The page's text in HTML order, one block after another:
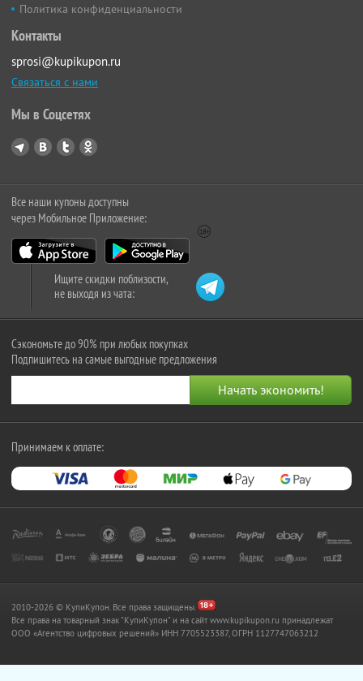
Политика конфиденциальности
Контакты
sprosi@kupikupon.ru
Связаться с нами
Мы в Соцсетях
Все наши купоны доступны
через Мобильное Приложение:
Ищите скидки поблизости,
не выходя из чата:
Сэкономьте до 90% при любых покупках
Подпишитесь на самые выгодные предложения
Принимаем к оплате:
2010-2026 © КупиКупон. Все права защищены.
Все права на товарный знак "КупиКупон" и на сайт www.kupikupon.ru принадлежат
OOO «Агентство цифровых решений» ИНН 7705523387, ОГРН 1127747063212